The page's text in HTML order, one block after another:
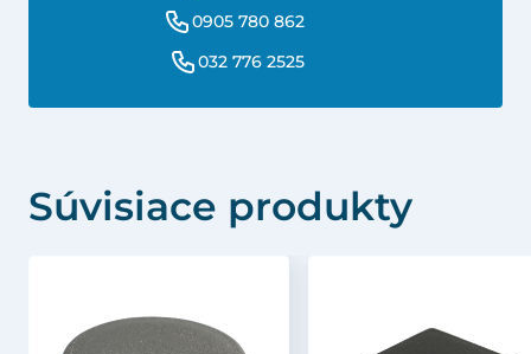
0905 780 862
032 776 2525
Súvisiace produkty